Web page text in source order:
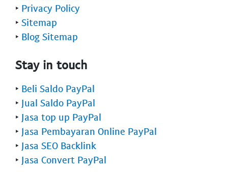
‣ Privacy Policy
‣ Sitemap
‣ Blog Sitemap
Stay in touch
‣ Beli Saldo PayPal
‣ Jual Saldo PayPal
‣ Jasa top up PayPal
‣ Jasa Pembayaran Online PayPal
‣ Jasa SEO Backlink
‣ Jasa Convert PayPal